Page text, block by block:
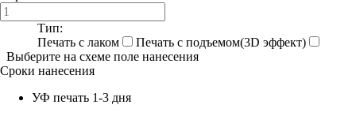
Тип:
Печать с лаком
Печать с подъемом(3D эффект)
Выберите на схеме поле нанесения
Сроки нанесения
УФ печать 1-3 дня